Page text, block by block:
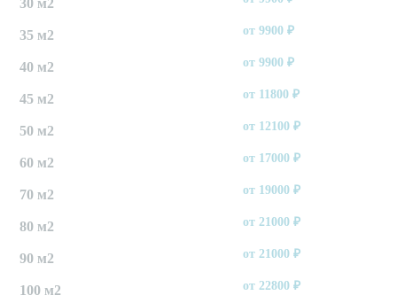
30 м2
35 м2 от9900 ₽
40 м2 от9900 ₽
45 м2 от 11800 ₽
50 м2 от 12100 ₽
60 м2 от 17000 ₽
70 м2 от 19000 ₽
80 м2 от21000 ₽
90 м2 от21000 ₽
100 м2 от22800 ₽